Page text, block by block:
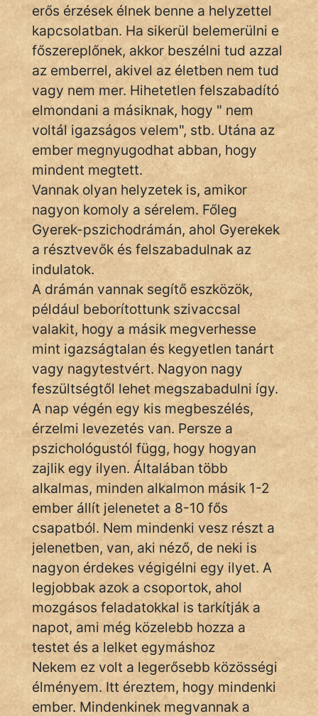
vörös ördög
nagyöreg
NapHold
Név nélkül
pszichopati
szegény legény
Hoffer Botond
szemfüles
erős érzések élnek benne a helyzettel
kapcsolatban. Ha sikerül belemerülni e
főszereplőnek, akkor beszélni tud azzal
az emberrel, akivel az életben nem tud
vagy nem mer. Hihetetlen felszabadító
elmondani a másiknak, hogy " nem
voltál igazságos velem", stb. Utána az
ember megnyugodhat abban, hogy
mindent megtett.
Vannak olyan helyzetek is, amikor
nagyon komoly a sérelem. Főleg
Gyerek-pszichodrámán, ahol Gyerekek
a résztvevők és felszabadulnak az
indulatok.
A drámán vannak segítő eszközök,
például beborítottunk szivaccsal
valakit, hogy a másik megverhesse
mint igazságtalan és kegyetlen tanárt
vagy nagytestvért. Nagyon nagy
feszültségtől lehet megszabadulni így.
A nap végén egy kis megbeszélés,
érzelmi levezetés van. Persze a
pszichológustól függ, hogy hogyan
zajlik egy ilyen. Általában több
alkalmas, minden alkalmon másik 1-2
ember állít jelenetet a 8-10 fős
csapatból. Nem mindenki vesz részt a
jelenetben, van, aki néző, de neki is
nagyon érdekes végigélni egy ilyet. A
legjobbak azok a csoportok, ahol
mozgásos feladatokkal is tarkítják a
napot, ami még közelebb hozza a
testet és a lelket egymáshoz
Nekem ez volt a legerősebb közösségi
élményem. Itt éreztem, hogy mindenki
ember. Mindenkinek megvannak a